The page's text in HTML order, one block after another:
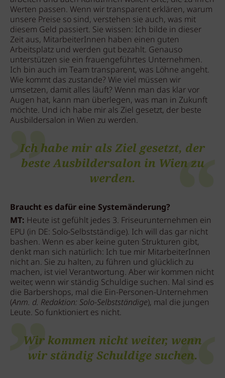
Werten passen. Wenn wir transparent erklären, warum
unsere Preise so sind, verstehen sie auch, was mit
diesem Geld passiert. Sie wissen: Ich bilde in dieser
Zeit aus, MitarbeiterInnen haben einen guten
Arbeitsplatz und werden gut bezahlt. Genauso
unterstützen sie ein frauengeführtes Unternehmen.
Ich bin auch im Team transparent, was Löhne angeht.
Wie kommt das zustande? Wie viel müssen wir
umsetzen, damit alles läuft? Wenn man das klar vor
Augen hat, kann man überlegen, was man in Zukunft
möchte. Und ich habe mir als Ziel gesetzt, der beste
Ausbildersalon in Wien zu werden.
Ich habe mir als Ziel gesetzt, der
beste Ausbildersalon in Wien zu
werden.
Braucht es dafür eine Systemänderung?
MT: Heute ist gefühlt jedes 3. Friseurunternehmen ein
EPU (in DE: Solo-Selbstständige). Ich will das gar nicht
bashen. Wenn es aber keine guten Strukturen gibt,
denkt man sich natürlich: Ich tue mir MitarbeiterInnen
nicht an. Sie zu halten, zu führen und glücklich zu
machen, ist viel Verantwortung. Aber wir kommen nicht
weiter, wenn wir ständig Schuldige suchen. Mal sind es
die Barbershops, mal die Ein-Personen-Unternehmen
(Anm. d. Redaktion: Solo-Selbstständige), mal die jungen
Leute. So funktioniert es nicht.
Wir kommen nicht weiter, wenn
wir ständig Schuldige suchen.